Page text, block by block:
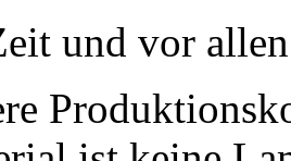
und vor